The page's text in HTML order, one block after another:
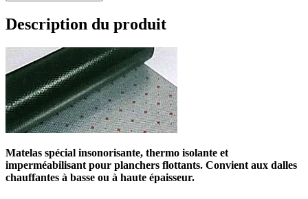
Description du produit
Matelas spécial insonorisante, thermo isolante et
imperméabilisant pour planchers flottants. Convient aux dalles
chauffantes à basse ou à haute épaisseur.